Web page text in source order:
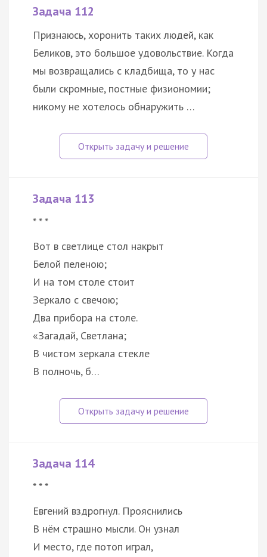
Задача 112
Признаюсь, хоронить таких людей, как
Беликов, это большое удовольствие. Когда
мы возвращались с кладбища, то у нас
были скромные, постные физиономии;
никому не хотелось обнаружить …
Задача 113
* * *
Вот в светлице стол накрыт
Белой пеленою;
И на том столе стоит
Зеркало с свечою;
Два прибора на столе.
«Загадай, Светлана;
В чистом зеркала стекле
В полночь, б…
Задача 114
* * *
Евгений вздрогнул. Прояснились
В нём страшно мысли. Он узнал
И место, где потоп играл,